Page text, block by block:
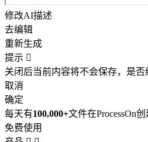
修改AI描述
去编辑
重新生成
提示 
关闭后当前内容将不会保存，是否
取消
确定
每天有100,000+文件在ProcessOn创
免费使用